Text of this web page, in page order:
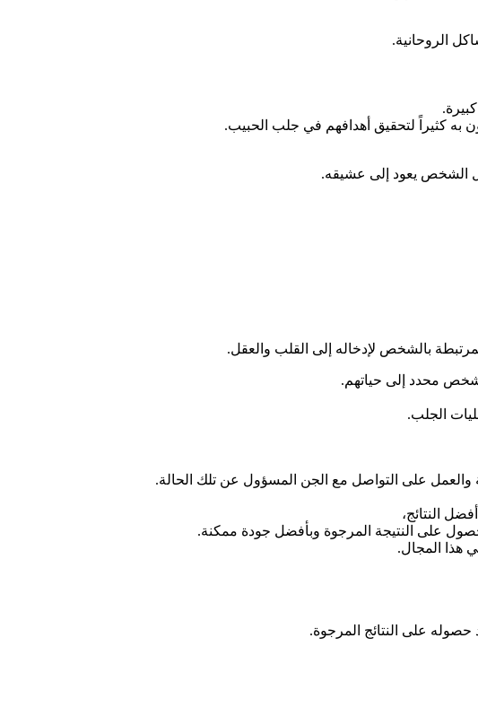
الروحانية.
به كثيراً لتحقيق أهدافهم في جلب الحبيب.
الشخص يعود إلى عشيقه.
بالشخص لإدخاله إلى القلب والعقل.
شخص محدد إلى حياتهم.
الجلب.
والعمل على التواصل مع الجن المسؤول عن تلك الحالة.
النتائج،
على النتيجة المرجوة وبأفضل جودة ممكنة.
هذا المجال.
على النتائج المرجوة.